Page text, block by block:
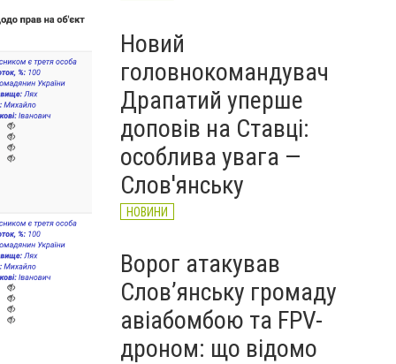
Новий
головнокомандувач
Драпатий уперше
доповів на Ставці:
особлива увага —
Слов'янську
НОВИНИ
Ворог атакував
Слов’янську громаду
авіабомбою та FPV-
дроном: що відомо